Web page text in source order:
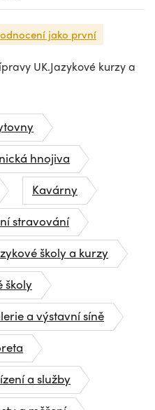
jako první
UK.Jazykové kurzy a
hnojiva
Kavárny
stravování
školy a kurzy
školy
a výstavní síně
a služby